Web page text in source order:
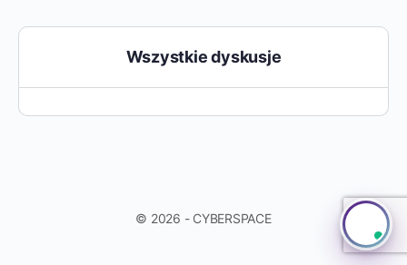
Wszystkie dyskusje
© 2026 - CYBERSPACE